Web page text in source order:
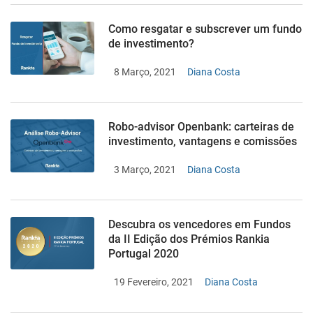
Como resgatar e subscrever um fundo
de investimento?
8 Março, 2021 Diana Costa
Robo-advisor Openbank: carteiras de
investimento, vantagens e comissões
3 Março, 2021 Diana Costa
Descubra os vencedores em Fundos
da II Edição dos Prémios Rankia
Portugal 2020
19 Fevereiro, 2021 Diana Costa